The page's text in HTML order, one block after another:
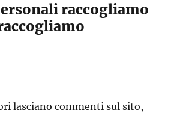
raccogliamo
lasciano commenti sul sito,